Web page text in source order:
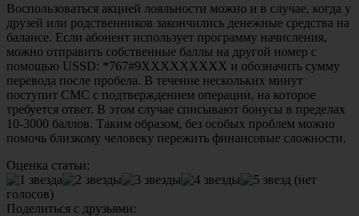
Воспользоваться акцией лояльности можно и в случае, когда у
друзей или родственников закончились денежные средства на
балансе. Если абонент использует программу начисления,
можно отправить собственные баллы на другой номер с
помощью USSD: *767#9ХХХХХХХХХ и обозначить сумму
перевода после пробела. В течение нескольких минут
поступит СМС с подтверждением операции, на которое
требуется ответ. В этом случае списывают бонусы в пределах
10-3000 баллов. Таким образом, без особых проблем можно
помочь близкому человеку пережить финансовые сложности.
Оценка статьи:
(нет
голосов)
Поделиться с друзьями: